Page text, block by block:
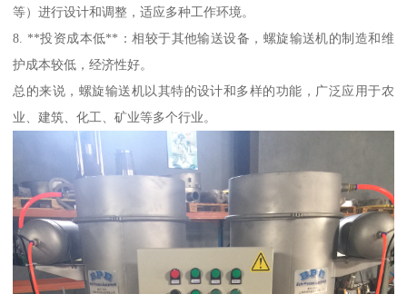
等）进行设计和调整，适应多种工作环境。
8. **投资成本低**：相较于其他输送设备，螺旋输送机的制造和维
护成本较低，经济性好。
总的来说，螺旋输送机以其特的设计和多样的功能，广泛应用于农
业、建筑、化工、矿业等多个行业。